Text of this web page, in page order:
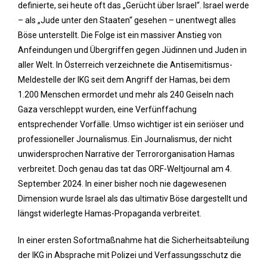
definierte, sei heute oft das „Gerücht über Israel“. Israel werde
– als „Jude unter den Staaten“ gesehen – unentwegt alles
Böse unterstellt. Die Folge ist ein massiver Anstieg von
Anfeindungen und Übergriffen gegen Jüdinnen und Juden in
aller Welt. In Österreich verzeichnete die Antisemitismus-
Meldestelle der IKG seit dem Angriff der Hamas, bei dem
1.200 Menschen ermordet und mehr als 240 Geiseln nach
Gaza verschleppt wurden, eine Verfünffachung
entsprechender Vorfälle. Umso wichtiger ist ein seriöser und
professioneller Journalismus. Ein Journalismus, der nicht
unwidersprochen Narrative der Terrororganisation Hamas
verbreitet. Doch genau das tat das ORF-Weltjournal am 4.
September 2024. In einer bisher noch nie dagewesenen
Dimension wurde Israel als das ultimativ Böse dargestellt und
längst widerlegte Hamas-Propaganda verbreitet.
In einer ersten Sofortmaßnahme hat die Sicherheitsabteilung
der IKG in Absprache mit Polizei und Verfassungsschutz die